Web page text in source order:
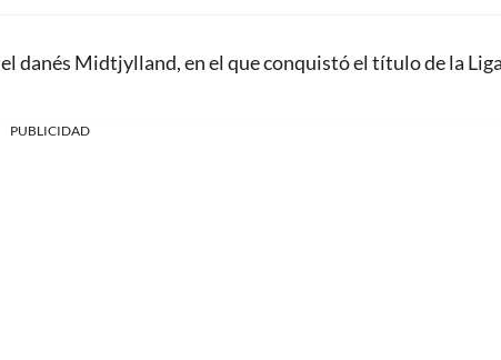
danés Midtjylland, en el que conquistó el título de la Liga
PUBLICIDAD